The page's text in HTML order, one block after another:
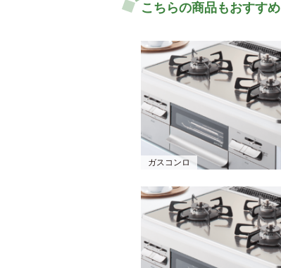
こちらの商品もおすすめ